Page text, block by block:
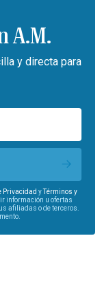
A.M.
y directa para
Privacidad yTérminos y
información u ofertas
afiliadas o de terceros.